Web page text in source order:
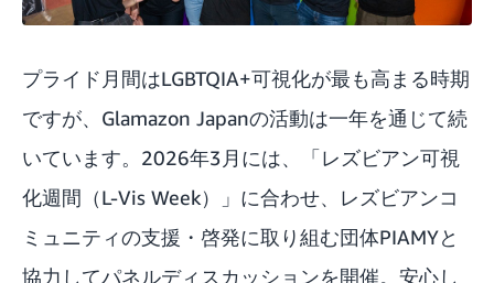
プライド月間はLGBTQIA+可視化が最も高まる時期
ですが、Glamazon Japanの活動は一年を通じて続
いています。2026年3月には、「レズビアン可視
化週間（L-Vis Week）」に合わせ、レズビアンコ
ミュニティの支援・啓発に取り組む団体PIAMYと
協力してパネルディスカッションを開催。安心し